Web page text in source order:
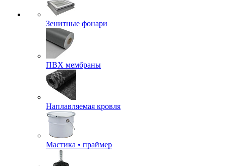
Зенитные фонари
ПВХ мембраны
Наплавляемая кровля
Мастика • праймер